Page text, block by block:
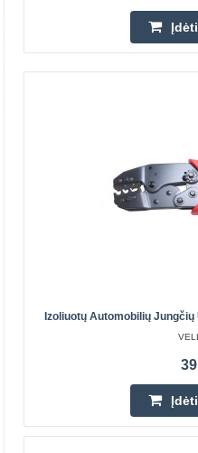
Roboto rinkinys Tobie II
rekomenduojamas
leidžia susipažinti su
Prekių Pristatymas 4-7 D.d.
Pridėti
Izoliuotų Automobilių